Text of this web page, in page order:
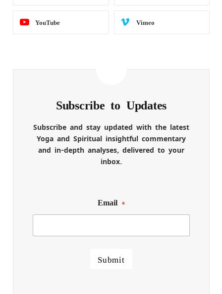
YouTube Vimeo
Subscribe to Updates
Subscribe and stay updated with the latest
Yoga and Spiritual insightful commentary
and in-depth analyses, delivered to your
inbox.
Email *
Submit